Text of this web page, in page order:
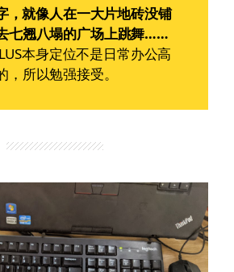
，就像人在一大片地砖没铺
七翘八塌的广场上跳舞……
本身定位不是日常办公高
，所以勉强接受。